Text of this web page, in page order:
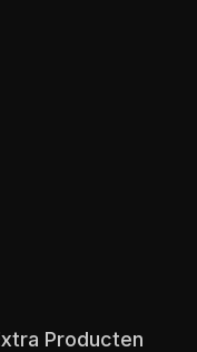
Extra Producten